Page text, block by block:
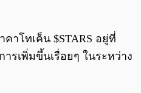
คาโทเค็น $STARS อยู่ที่
ารเพิ่มขึ้นเรื่อยๆ ในระหว่าง